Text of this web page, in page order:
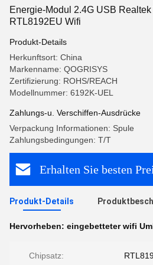
Energie-Modul 2.4G USB
RTL8192EU Wifi
Produkt-Details
Herkunftsort: China
Markenname: QOGRISYS
Zertifizierung: ROHS/REACH
Modellnummer: 6192K-UEL
Zahlungs-u. Verschiffen-Ausdrücke
Verpackung Informationen: Spule
Zahlungsbedingungen: T/T
Erhalten Sie besten
Produkt-Details
Hervorheben: eingebetteter wifi
Chipsatz: